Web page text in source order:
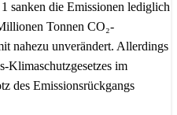
sanken die Emissionen lediglich
Tonnen CO₂-
nahezu unverändert. Allerdings
Klimaschutzgesetzes im
des Emissionsrückgangs